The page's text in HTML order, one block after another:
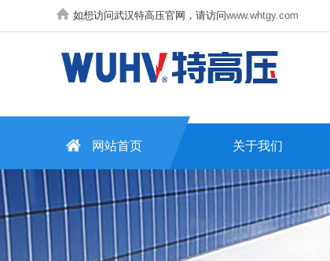
如想访问武汉特高压官网，请访问www.whtgy.com
网站首页 关于我们